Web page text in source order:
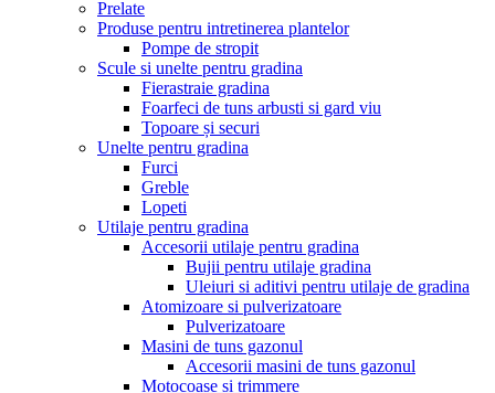
Prelate
Produse pentru intretinerea plantelor
Pompe de stropit
Scule si unelte pentru gradina
Fierastraie gradina
Foarfeci de tuns arbusti si gard viu
Topoare și securi
Unelte pentru gradina
Furci
Greble
Lopeti
Utilaje pentru gradina
Accesorii utilaje pentru gradina
Bujii pentru utilaje gradina
Uleiuri si aditivi pentru utilaje de gradina
Atomizoare si pulverizatoare
Pulverizatoare
Masini de tuns gazonul
Accesorii masini de tuns gazonul
Motocoase si trimmere